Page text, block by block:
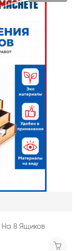
На 8 Ящиков